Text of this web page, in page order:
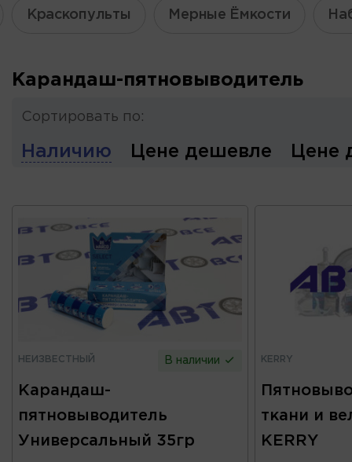
Краскопульты Мерные Ёмкости
Карандаш-пятновыводитель
Сортировать по:
Наличию Цене дешевле Цене
НЕИЗВЕСТНЫЙ В наличии
Карандаш-
пятновыводитель
Универсальный 35гр
KERRY
ткани и
KERRY